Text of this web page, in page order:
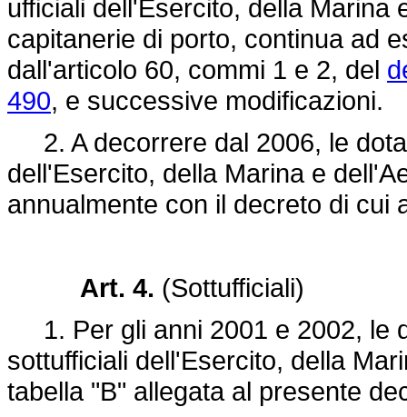
ufficiali dell'Esercito, della Marina
capitanerie di porto, continua ad
dall'articolo 60, commi 1 e 2, del
490, e successive modificazioni.
2. A decorrere dal 2006, le
dell'Esercito, della Marina e
annualmente con il decreto di cui
Art. 4. (Sottufficiali)
1. Per gli anni 2001 e 2002, le
sottufficiali dell'Esercito, della
tabella "B" allegata al presente